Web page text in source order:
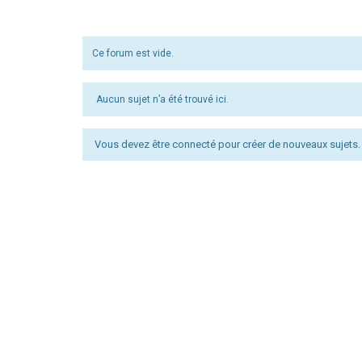
Ce forum est vide.
Aucun sujet n’a été trouvé ici.
Vous devez être connecté pour créer de nouveaux sujets.